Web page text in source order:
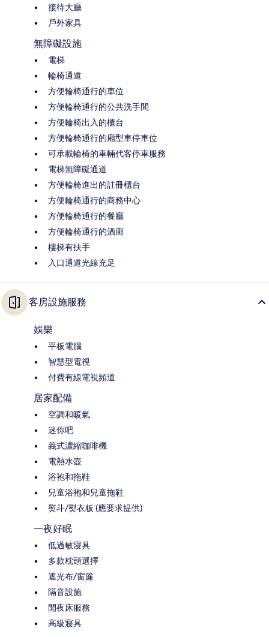
接待大廳
戶外家具
無障礙設施
電梯
輪椅通道
方便輪椅通行的車位
方便輪椅通行的公共洗手間
方便輪椅出入的櫃台
方便輪椅通行的廂型車停車位
可承載輪椅的車輛代客停車服務
電梯無障礙通道
方便輪椅進出的註冊櫃台
方便輪椅通行的商務中心
方便輪椅通行的餐廳
方便輪椅通行的酒廊
樓梯有扶手
入口通道光線充足
客房設施服務
娛樂
平板電腦
智慧型電視
付費有線電視頻道
居家配備
空調和暖氣
迷你吧
義式濃縮咖啡機
電熱水壺
浴袍和拖鞋
兒童浴袍和兒童拖鞋
熨斗/熨衣板 (應要求提供)
一夜好眠
低過敏寢具
多款枕頭選擇
遮光布/窗簾
隔音設施
開夜床服務
高級寢具